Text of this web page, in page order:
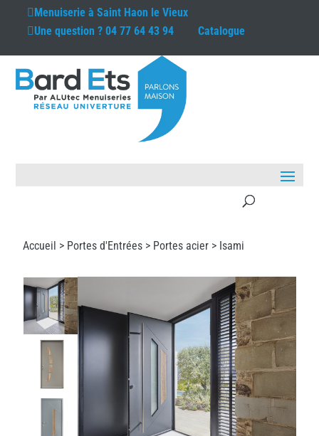
Menuiserie àSaint Haon le Vieux
Une question ?04 77 64 43 94 Catalogue
Accueil > Portes d'Entrées > Portes acier > Isami